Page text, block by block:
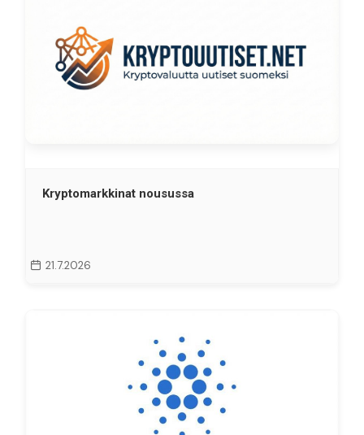
Kryptomarkkinat nousussa
21.7.2026